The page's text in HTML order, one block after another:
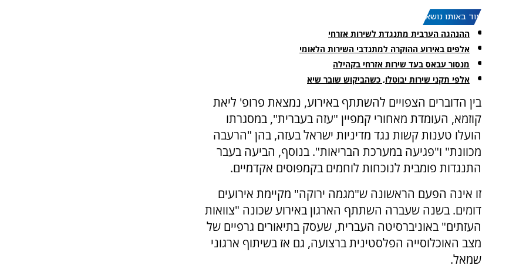
עוד באותו נושא:
ההנהגה הערבית מתנגדת לשירות אזרחי
אלפים באירוע ההוקרה למתנדבי השירות הלאומי
מנסור עבאס בעד שירות אזרחי בקהילה
אלפי תקני שירות יבוטלו, כשהביקוש שובר שיא
בין הדוברים הצפויים להשתתף באירוע, נמצאת פרופ' ליאת
קוזמא, העומדת מאחורי קמפיין "עזה בעברית", במסגרתו
הועלו טענות קשות נגד מדיניות ישראל בעזה, בהן "הרעבה
מכוונת" ו"פגיעה במערכת הבריאות". בנוסף, הביעה בעבר
התנגדות פומבית לנוכחות לוחמים בקמפוסים אקדמיים.
זו אינה הפעם הראשונה ש"מגמה ירוקה" מקיימת אירועים
דומים. בשנה שעברה השתתף הארגון באירוע שכונה "צוואות
העזתים" באוניברסיטה העברית, שעסק בתיאורים גרפיים של
מצב האוכלוסייה הפלסטינית ברצועה, גם אז בשיתוף ארגוני
שמאל.